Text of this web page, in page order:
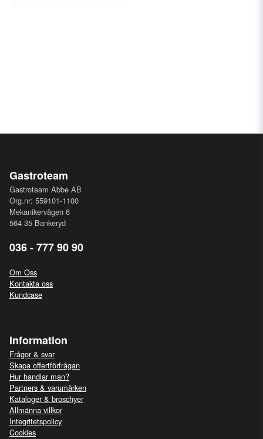
Gastroteam
Gastroteam Abbe AB
Org.nr: 559101-1100
Mekanikervägen 6
564 35 Bankeryd
036 - 777 90 90
Om Oss
Kontakta oss
Kundcase
Information
Frågor & svar
Skapa offertförfrågan
Hur handlar man?
Partners & varumärken
Kataloger & broschyer
Allmänna villkor
Integritetspolicy
Cookies